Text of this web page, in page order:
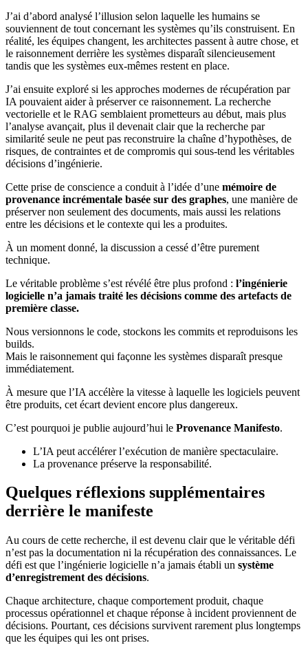
J’ai d’abord analysé l’illusion selon laquelle les humains se
souviennent de tout concernant les systèmes qu’ils construisent. En
réalité, les équipes changent, les architectes passent à autre chose, et
le raisonnement derrière les systèmes disparaît silencieusement
tandis que les systèmes eux-mêmes restent en place.
J’ai ensuite exploré si les approches modernes de récupération par
IA pouvaient aider à préserver ce raisonnement. La recherche
vectorielle et le RAG semblaient prometteurs au début, mais plus
l’analyse avançait, plus il devenait clair que la recherche par
similarité seule ne peut pas reconstruire la chaîne d’hypothèses, de
risques, de contraintes et de compromis qui sous-tend les véritables
décisions d’ingénierie.
Cette prise de conscience a conduit à l’idée d’une mémoire de
provenance incrémentale basée sur des graphes, une manière de
préserver non seulement des documents, mais aussi les relations
entre les décisions et le contexte qui les a produites.
À un moment donné, la discussion a cessé d’être purement
technique.
Le véritable problème s’est révélé être plus profond : l’ingénierie
logicielle n’a jamais traité les décisions comme des artefacts de
première classe.
Nous versionnons le code, stockons les commits et reproduisons les
builds.
Mais le raisonnement qui façonne les systèmes disparaît presque
immédiatement.
À mesure que l’IA accélère la vitesse à laquelle les logiciels peuvent
être produits, cet écart devient encore plus dangereux.
C’est pourquoi je publie aujourd’hui le Provenance Manifesto.
L’IA peut accélérer l’exécution de manière spectaculaire.
La provenance préserve la responsabilité.
Quelques réflexions supplémentaires
derrière le manifeste
Au cours de cette recherche, il est devenu clair que le véritable défi
n’est pas la documentation ni la récupération des connaissances. Le
défi est que l’ingénierie logicielle n’a jamais établi un système
d’enregistrement des décisions.
Chaque architecture, chaque comportement produit, chaque
processus opérationnel et chaque réponse à incident proviennent de
décisions. Pourtant, ces décisions survivent rarement plus longtemps
que les équipes qui les ont prises.